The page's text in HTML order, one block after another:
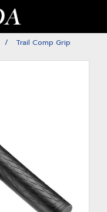
Trail Comp Grip